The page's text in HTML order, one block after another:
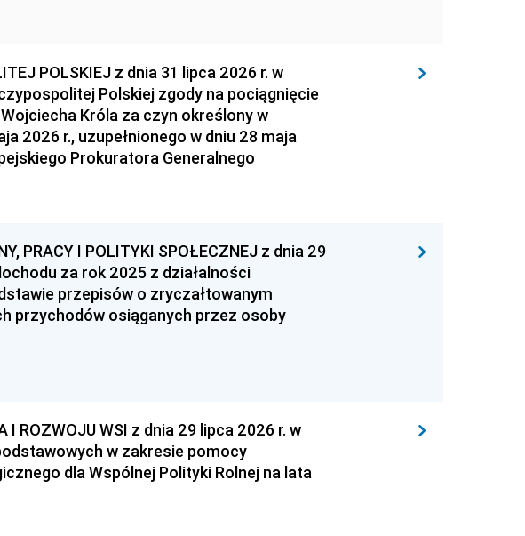
POLSKIEJ z dnia 31 lipca 2026 r. w
Polskiej zgody na pociągnięcie
Króla za czyn określony w
2026 r., uzupełnionego w dniu 28 maja
Prokuratora Generalnego
PRACY I POLITYKI SPOŁECZNEJ z dnia 29
za rok 2025 z działalności
przepisów o zryczałtowanym
przychodów osiąganych przez osoby
I ROZWOJU WSI z dnia 29 lipca 2026 r. w
w zakresie pomocy
dla Wspólnej Polityki Rolnej na lata